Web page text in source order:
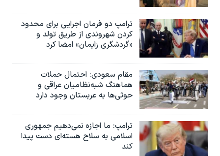
ترامپ دو فرمان اجرایی برای محدود
کردن شهروندی از طریق تولد و
«گردشگری زایمان» امضا کرد
مقام سعودی: احتمال حملات
هماهنگ شبه‌نظامیان عراقی و
حوثی‌ها به عربستان وجود دارد
ترامپ: ما اجازه نمی‌دهیم جمهوری
اسلامی به سلاح هسته‌ای دست پیدا
کند